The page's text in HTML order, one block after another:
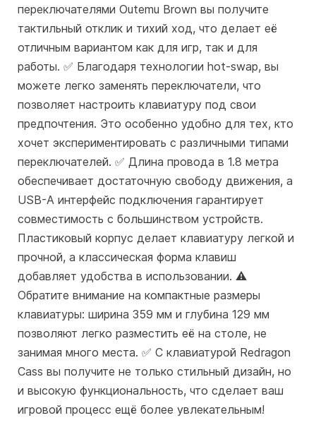
переключателями Outemu Brown вы получите
тактильный отклик и тихий ход, что делает её
отличным вариантом как для игр, так и для
работы. ✅ Благодаря технологии hot-swap, вы
можете легко заменять переключатели, что
позволяет настроить клавиатуру под свои
предпочтения. Это особенно удобно для тех, кто
хочет экспериментировать с различными типами
переключателей. ✅ Длина провода в 1.8 метра
обеспечивает достаточную свободу движения, а
USB-A интерфейс подключения гарантирует
совместимость с большинством устройств.
Пластиковый корпус делает клавиатуру легкой и
прочной, а классическая форма клавиш
добавляет удобства в использовании. ⚠️
Обратите внимание на компактные размеры
клавиатуры: ширина 359 мм и глубина 129 мм
позволяют легко разместить её на столе, не
занимая много места. ✅ С клавиатурой Redragon
Cass вы получите не только стильный дизайн, но
и высокую функциональность, что сделает ваш
игровой процесс ещё более увлекательным!